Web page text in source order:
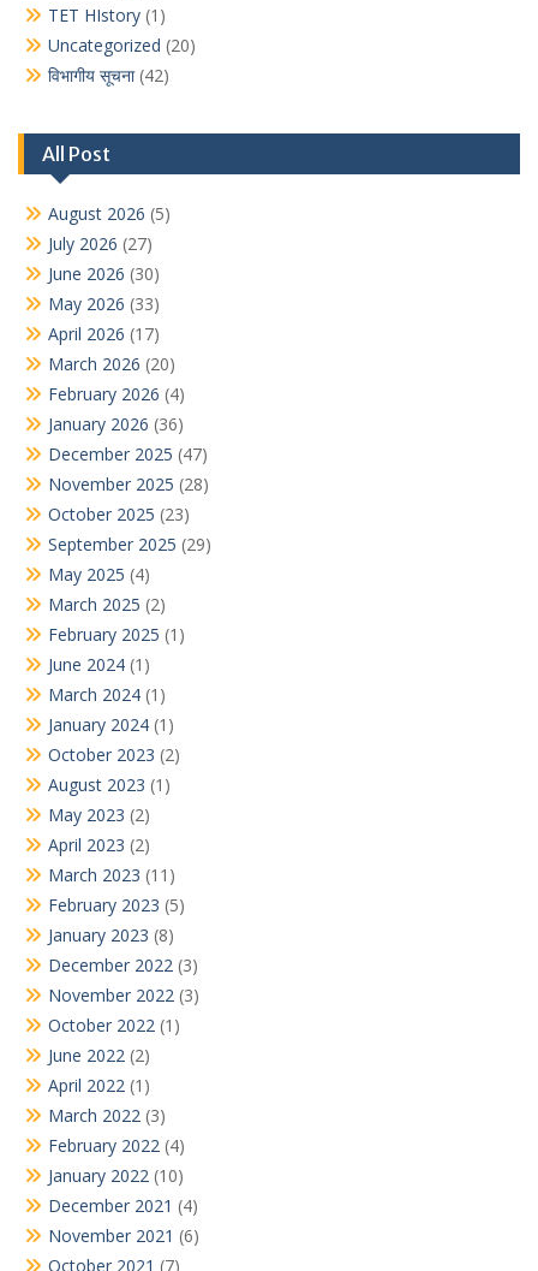
TET HIstory (1)
Uncategorized (20)
विभागीय सूचना(42)
All Post
August 2026 (5)
July 2026 (27)
June 2026 (30)
May 2026 (33)
April 2026 (17)
March 2026 (20)
February 2026 (4)
January 2026 (36)
December 2025 (47)
November 2025 (28)
October 2025 (23)
September 2025 (29)
May 2025 (4)
March 2025 (2)
February 2025 (1)
June 2024 (1)
March 2024 (1)
January 2024 (1)
October 2023 (2)
August 2023 (1)
May 2023 (2)
April 2023 (2)
March 2023 (11)
February 2023 (5)
January 2023 (8)
December 2022 (3)
November 2022 (3)
October 2022 (1)
June 2022 (2)
April 2022 (1)
March 2022 (3)
February 2022 (4)
January 2022 (10)
December 2021 (4)
November 2021 (6)
October 2021 (7)